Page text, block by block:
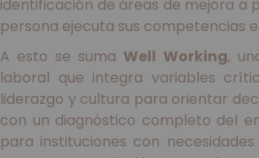
identificación de áreas de mejora a
persona ejecuta sus competencias
A esto se sumaWell Working,
laboral que integra variables
liderazgo y cultura para orientar
con un diagnóstico completo del
para instituciones con